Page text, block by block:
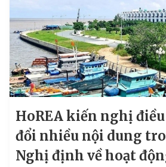
HoREA kiến nghị
đổi nhiều nội dung
Nghị định về hoạt